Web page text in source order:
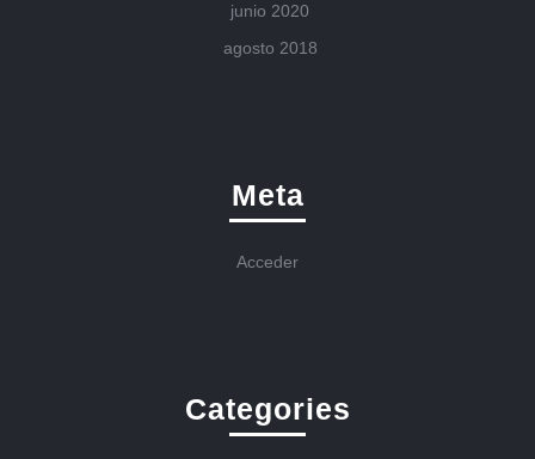
junio 2020
agosto 2018
Meta
Acceder
Categories